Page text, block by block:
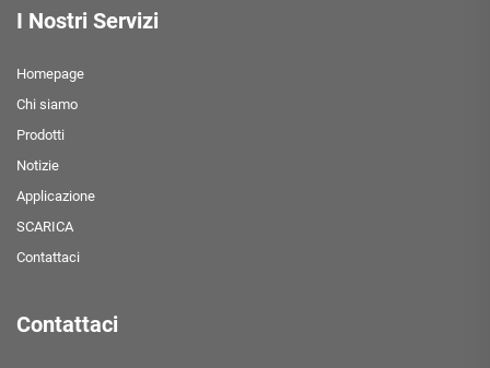
I Nostri Servizi
Homepage
Chi siamo
Prodotti
Notizie
Applicazione
SCARICA
Contattaci
Contattaci